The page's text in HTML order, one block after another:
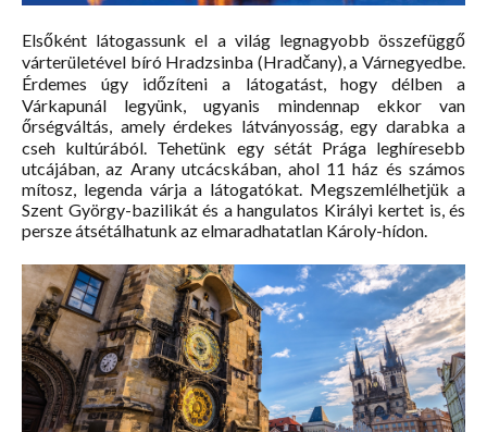
Elsőként látogassunk el a világ legnagyobb összefüggő
várterületével bíró Hradzsinba (Hradčany), a Várnegyedbe.
Érdemes úgy időzíteni a látogatást, hogy délben a
Várkapunál legyünk, ugyanis mindennap ekkor van
őrségváltás, amely érdekes látványosság, egy darabka a
cseh kultúrából. Tehetünk egy sétát Prága leghíresebb
utcájában, az Arany utcácskában, ahol 11 ház és számos
mítosz, legenda várja a látogatókat. Megszemlélhetjük a
Szent György-bazilikát és a hangulatos Királyi kertet is, és
persze átsétálhatunk az elmaradhatatlan Károly-hídon.